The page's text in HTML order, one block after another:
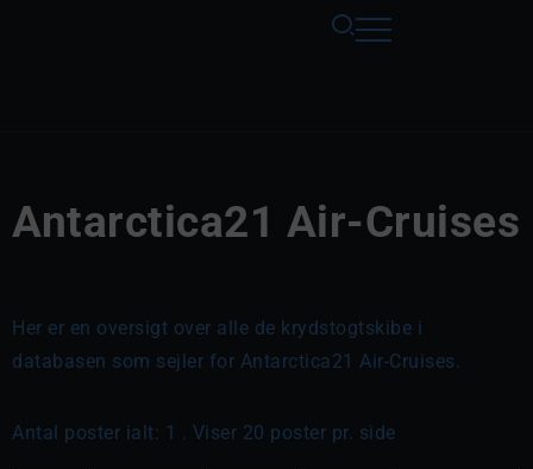
Antarctica21 Air-Cruises
Her er en oversigt over alle de krydstogtskibe i
databasen som sejler for Antarctica21 Air-Cruises.
Antal poster ialt: 1 . Viser 20 poster pr. side